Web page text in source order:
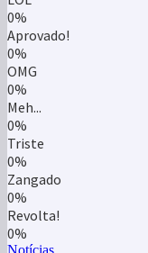
0%
Aprovado!
0%
OMG
0%
Meh...
0%
Triste
0%
Zangado
0%
Revolta!
0%